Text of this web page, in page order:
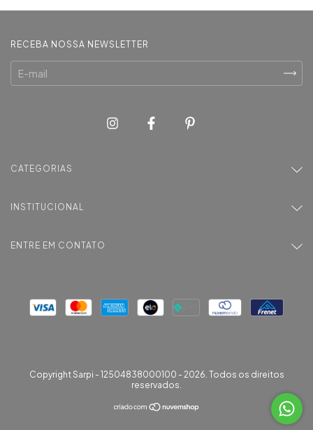
RECEBA NOSSA NEWSLETTER
CATEGORIAS
INSTITUCIONAL
ENTRE EM CONTATO
Copyright Sarpi - 12504838000100 - 2026. Todos os direitos
reservados.